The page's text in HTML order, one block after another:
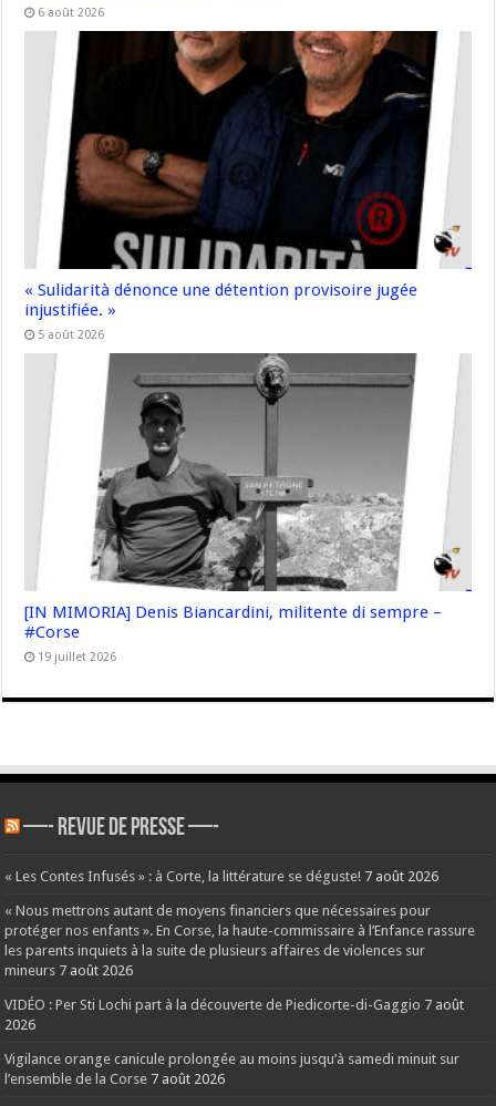
6 août 2026
« Sulidarità dénonce une détention provisoire jugée
injustifiée. »
5 août 2026
[IN MIMORIA] Denis Biancardini, militente di sempre –
#Corse
19 juillet 2026
—- REVUE DE PRESSE —-
« Les Contes Infusés » : à Corte, la littérature se déguste! 7 août 2026
« Nous mettrons autant de moyens financiers que nécessaires pour
protéger nos enfants ». En Corse, la haute-commissaire à l’Enfance rassure
les parents inquiets à la suite de plusieurs affaires de violences sur
mineurs 7 août 2026
VIDÉO : Per Sti Lochi part à la découverte de Piedicorte-di-Gaggio 7 août
2026
Vigilance orange canicule prolongée au moins jusqu’à samedi minuit sur
l’ensemble de la Corse 7 août 2026